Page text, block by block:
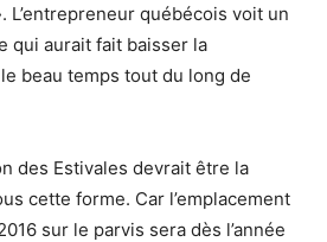
L’entrepreneur québécois voit un
qui aurait fait baisser la
beau temps tout du long de
des Estivales devrait être la
cette forme. Car l’emplacement
sur le parvis sera dès l’année